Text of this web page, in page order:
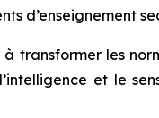
d’enseignement
les
et le